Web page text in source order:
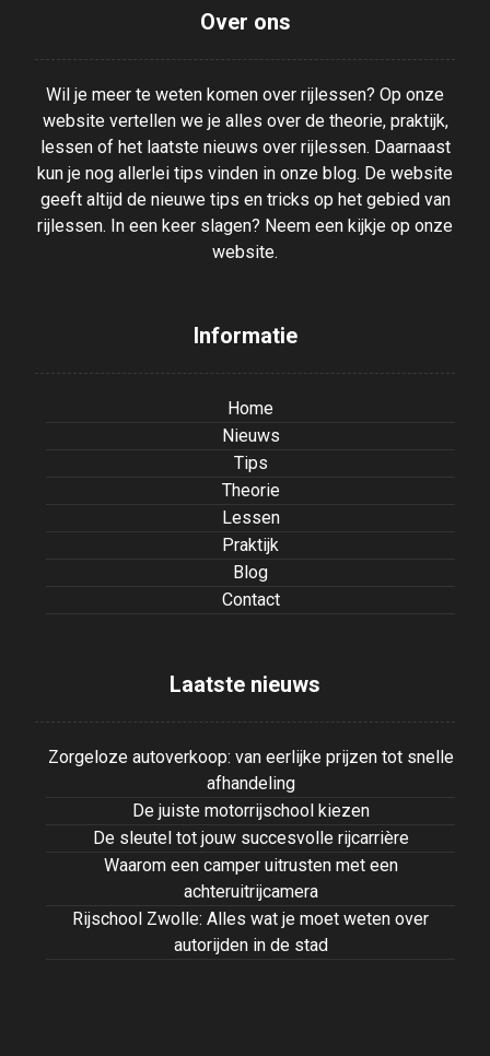
Over ons
Wil je meer te weten komen over rijlessen? Op onze
website vertellen we je alles over de theorie, praktijk,
lessen of het laatste nieuws over rijlessen. Daarnaast
kun je nog allerlei tips vinden in onze blog. De website
geeft altijd de nieuwe tips en tricks op het gebied van
rijlessen. In een keer slagen? Neem een kijkje op onze
website.
Informatie
Home
Nieuws
Tips
Theorie
Lessen
Praktijk
Blog
Contact
Laatste nieuws
Zorgeloze autoverkoop: van eerlijke prijzen tot snelle
afhandeling
De juiste motorrijschool kiezen
De sleutel tot jouw succesvolle rijcarrière
Waarom een camper uitrusten met een
achteruitrijcamera
Rijschool Zwolle: Alles wat je moet weten over
autorijden in de stad